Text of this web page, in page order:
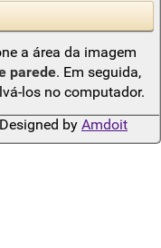
a área da imagem
parede. Em seguida,
los no computador.
by Amdoit